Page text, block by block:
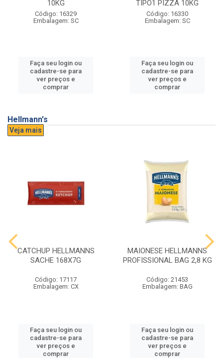
10KG
Código: 16329
Embalagem: SC
Faça seu login ou
cadastre-se para
ver preços e
comprar
TIPO1 PIZZA 10KG
Código: 16330
Embalagem: SC
Faça seu login ou
cadastre-se para
ver preços e
comprar
Hellmann's
Veja mais
CATCHUP HELLMANNS
SACHE 168X7G
Código: 17117
Embalagem: CX
Faça seu login ou
cadastre-se para
ver preços e
comprar
MAIONESE HELLMANNS
PROFISSIONAL BAG 2,8 KG
Código: 21453
Embalagem: BAG
Faça seu login ou
cadastre-se para
ver preços e
comprar